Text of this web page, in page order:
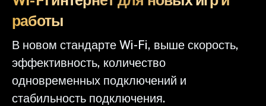
работы
В новом стандарте Wi-Fi, выше скорость,
эффективность, количество
одновременных подключений и
стабильность подключения.